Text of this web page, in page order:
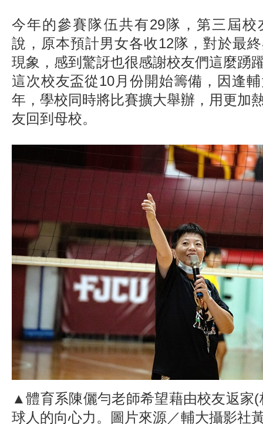
今年的參賽隊伍共有29隊，第三屆校
說，原本預計男女各收12隊，對於最
現象，感到驚訝也很感謝校友們這麼踴
這次校友盃從10月份開始籌備，因逢
年，學校同時將比賽擴大舉辦，用更加
友回到母校。
▲體育系陳儷勻老師希望藉由校友返家
球人的向心力。圖片來源／輔大攝影社